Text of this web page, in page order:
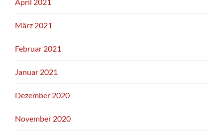
März 2021
Februar 2021
Januar 2021
Dezember 2020
November 2020